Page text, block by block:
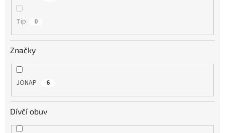
Tip 0
Značky
JONAP 6
Dívčí obuv